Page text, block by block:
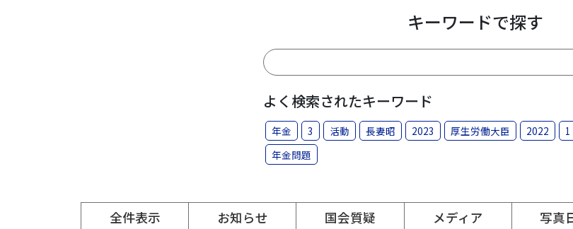
キーワードで探す
よく検索されたキーワード
年金 3 活動 長妻昭 2023 厚生労働大臣 2022 1
年金問題
全件表示 お知らせ 国会質疑 メディア 写真